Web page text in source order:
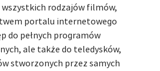
rodzajów filmów,
portalu internetowego
do pełnych programów
ale także do teledysków,
stworzonych przez samych